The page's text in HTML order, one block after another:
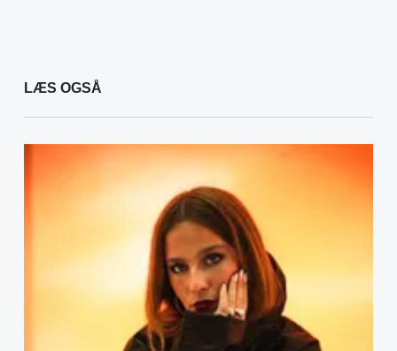
LÆS OGSÅ